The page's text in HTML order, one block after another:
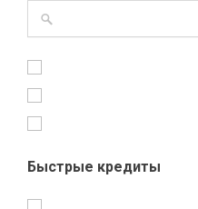
Быстрые кредиты